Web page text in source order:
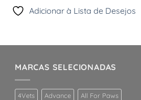
era:
4,99 €.4,24 €.
Adicionar à Lista de Desejos
MARCAS SELECIONADAS
4Vets Advance
All For Paws